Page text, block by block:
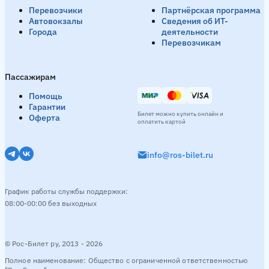
Перевозчики
Автовокзалы
Города
Пассажирам
Помощь
Гарантии
Оферта
Партнёрская программа
Сведения об ИТ-
деятельности
Перевозчикам
© Рос-Билет ру, 2013 - 2026
Полное наименование: Общество с ограниченной ответственностью
info@ros-bilet.ru
График работы службы поддержки:
08:00-00:00 без выходных
Билет можно купить онлайн и
оплатить картой